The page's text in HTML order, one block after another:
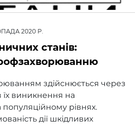
2020 Р.
станів:
здійснюється через
виникнення на
популяційному рівнях.
дії шкідливих